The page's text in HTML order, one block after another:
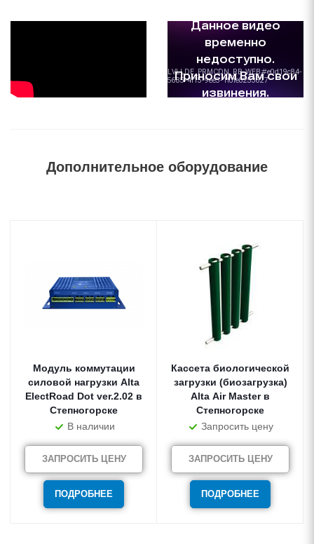
Дополнительное оборудование
Модуль коммутации
силовой нагрузки Alta
ElectRoad Dot ver.2.02 в
Степногорске
В наличии
ЗАПРОСИТЬ ЦЕНУ
ПОДРОБНЕЕ
Кассета биологической
загрузки (биозагрузка)
Alta Air Master в
Степногорске
Запросить цену
ЗАПРОСИТЬ ЦЕНУ
ПОДРОБНЕЕ